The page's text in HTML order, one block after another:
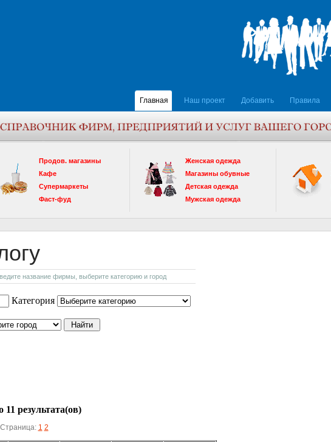
Главная Наш проект Добавить Правила
Продов. магазины
Кафе
Супермаркеты
Фаст-фуд
Женская одежда
Магазины обувные
Детская одежда
Мужская одежда
название фирмы, выберите категорию и город
Категория
11 результата(ов)
Страница: 1 2